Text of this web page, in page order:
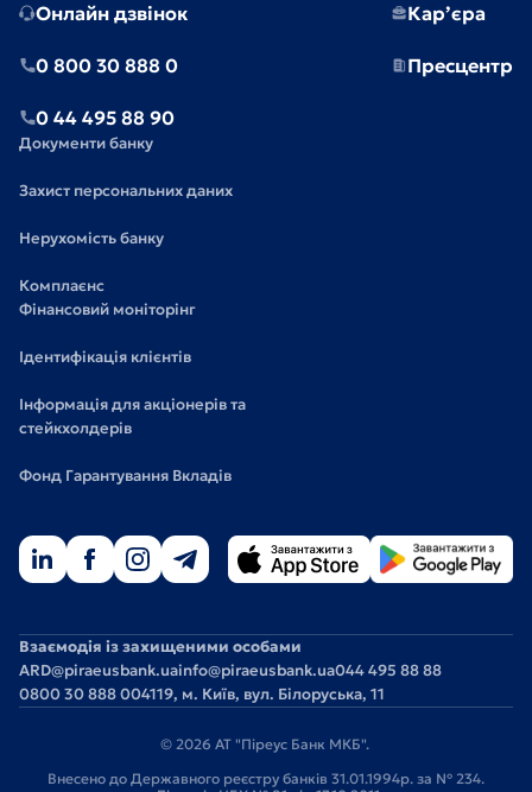
Онлайн дзвінок
0 800 30 888 0
0 44 495 88 90
Кар’єра
Пресцентр
Документи банку
Захист персональних даних
Нерухомість банку
Комплаєнс
Фінансовий моніторінг
Ідентифікація клієнтів
Інформація для акціонерів та
стейкхолдерів
Фонд Гарантування Вкладів
Взаємодія із захищеними особами
ARD@piraeusbank.uainfo@piraeusbank.ua044 495 88 88
0800 30 888 004119, м. Київ, вул. Білоруська, 11
© 2026 АТ "Піреус Банк МКБ".
Внесено до Державного реєстру банків 31.01.1994р. за № 234.